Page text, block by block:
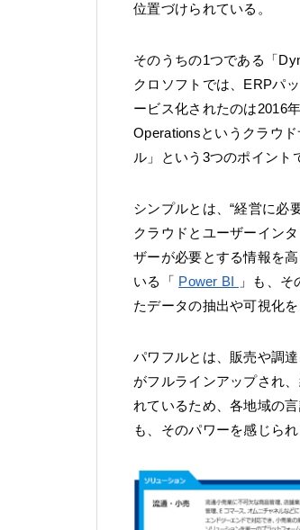
位置づけられている。
そのうちの1つである「
クロソフトでは、ERPパ
ービス化されたのは2016
Operationsというクラウ
ル」という3つのポイント
シンプルとは、“経営に必
クラウドとユーザーイン
ザーが必要とする情報を
いる「
Power BI
」も、
たデータの抽出や可視化
パワフルとは、販売や調
がフルラインアップされ
れているため、各地域の
も、そのパワーを感じられ